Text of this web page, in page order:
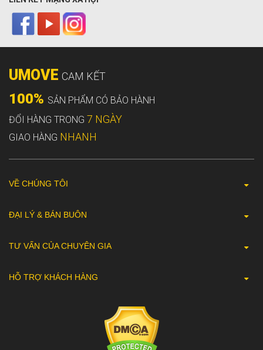
UMOVE CAM KẾT
100% SẢN PHẨM CÓ BẢO HÀNH
ĐỔI HÀNG TRONG 7 NGÀY
GIAO HÀNG NHANH
VỀ CHÚNG TÔI
ĐẠI LÝ & BÁN BUÔN
TƯ VẤN CỦA CHUYÊN GIA
HỖ TRỢ KHÁCH HÀNG